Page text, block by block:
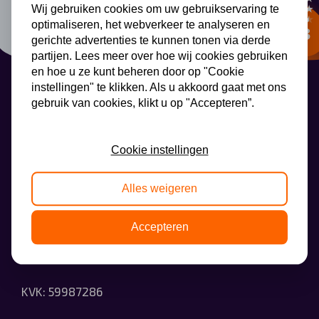
AutoLeaseCenter
Wethouder Beversstraat 185
7543BK Enschede
KVK: 59987286
Automerken
Vragen?
Wij gebruiken cookies om uw gebruikservaring te
optimaliseren, het webverkeer te analyseren en
gerichte advertenties te kunnen tonen via derde
partijen. Lees meer over hoe wij cookies gebruiken
en hoe u ze kunt beheren door op "Cookie
instellingen" te klikken. Als u akkoord gaat met ons
gebruik van cookies, klikt u op "Accepteren”.
Cookie instellingen
Alles weigeren
Accepteren